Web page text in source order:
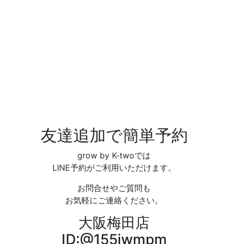
友達追加で簡単予約
grow by K-twoでは
LINE予約がご利用いただけます。
お問合せやご質問も
お気軽にご連絡ください。
大阪梅田店
ID:@155iwmpm